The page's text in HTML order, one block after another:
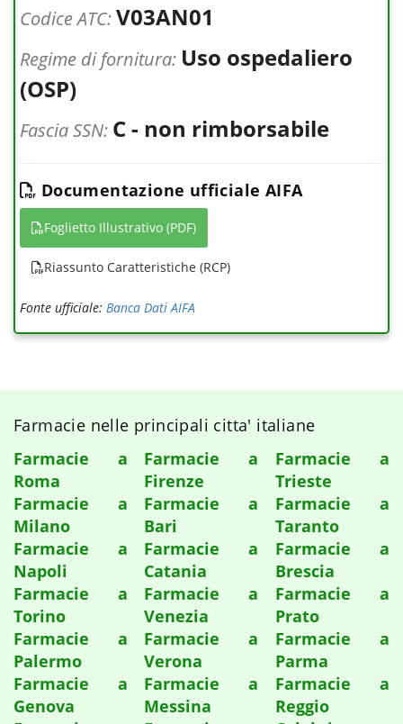
Codice ATC:V03AN01
Regime di fornitura: Uso ospedaliero
(OSP)
Fascia SSN: C - non rimborsabile
Documentazione ufficiale AIFA
Foglietto Illustrativo (PDF)
Riassunto Caratteristiche (RCP)
Fonte ufficiale: Banca Dati AIFA
Farmacie nelle principali citta' italiane
Farmacie a
Roma
Farmacie a
Milano
Farmacie a
Napoli
Farmacie a
Torino
Farmacie a
Palermo
Farmacie a
Genova
Farmacie a
Firenze
Farmacie a
Bari
Farmacie a
Catania
Farmacie a
Venezia
Farmacie a
Verona
Farmacie a
Messina
Farmacie a
Trieste
Farmacie a
Taranto
Farmacie a
Brescia
Farmacie a
Prato
Farmacie a
Parma
Farmacie a
Reggio